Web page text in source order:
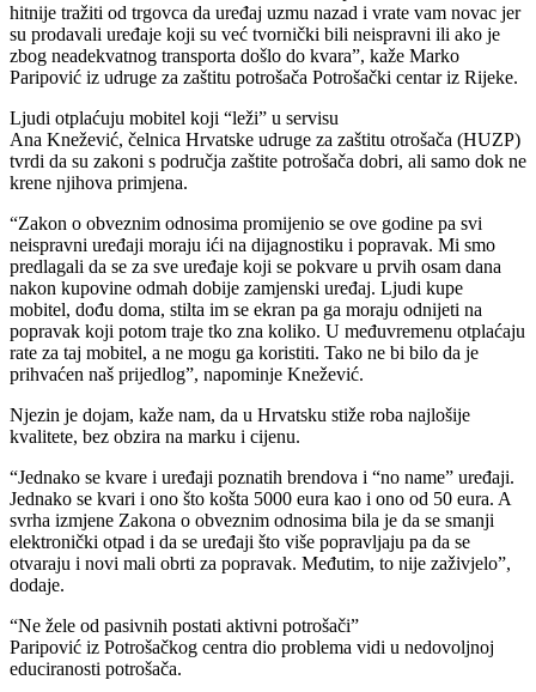
hitnije tražiti od trgovca da uređaj uzmu nazad i vrate vam novac jer
su prodavali uređaje koji su već tvornički bili neispravni ili ako je
zbog neadekvatnog transporta došlo do kvara”, kaže Marko
Paripović iz udruge za zaštitu potrošača Potrošački centar iz Rijeke.
Ljudi otplaćuju mobitel koji “leži” u servisu
Ana Knežević, čelnica Hrvatske udruge za zaštitu otrošača (HUZP)
tvrdi da su zakoni s područja zaštite potrošača dobri, ali samo dok ne
krene njihova primjena.
“Zakon o obveznim odnosima promijenio se ove godine pa svi
neispravni uređaji moraju ići na dijagnostiku i popravak. Mi smo
predlagali da se za sve uređaje koji se pokvare u prvih osam dana
nakon kupovine odmah dobije zamjenski uređaj. Ljudi kupe
mobitel, dođu doma, stilta im se ekran pa ga moraju odnijeti na
popravak koji potom traje tko zna koliko. U međuvremenu otplaćaju
rate za taj mobitel, a ne mogu ga koristiti. Tako ne bi bilo da je
prihvaćen naš prijedlog”, napominje Knežević.
Njezin je dojam, kaže nam, da u Hrvatsku stiže roba najlošije
kvalitete, bez obzira na marku i cijenu.
“Jednako se kvare i uređaji poznatih brendova i “no name” uređaji.
Jednako se kvari i ono što košta 5000 eura kao i ono od 50 eura. A
svrha izmjene Zakona o obveznim odnosima bila je da se smanji
elektronički otpad i da se uređaji što više popravljaju pa da se
otvaraju i novi mali obrti za popravak. Međutim, to nije zaživjelo”,
dodaje.
“Ne žele od pasivnih postati aktivni potrošači”
Paripović iz Potrošačkog centra dio problema vidi u nedovoljnoj
educiranosti potrošača.